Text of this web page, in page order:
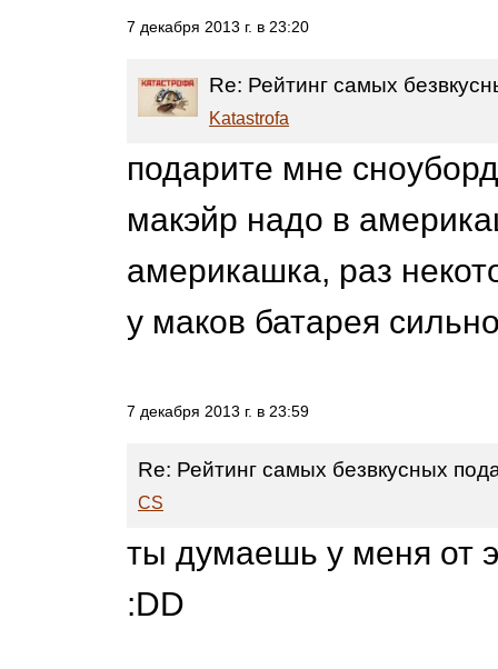
7 декабря 2013 г. в 23:20
Re: Рейтинг самых
Katastrofa
подарите мне
макэйр надо в
америкашка, раз
у маков батарея
7 декабря 2013 г. в 23:59
Re: Рейтинг самых безвкусных
CS
ты думаешь у меня от
:DD